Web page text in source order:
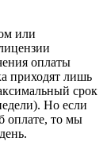
или
оплаты
приходят лишь
срок
Но если
оплате, то мы